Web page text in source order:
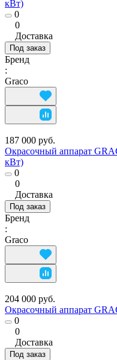
кВт)
0
0
Доставка
Под заказ
Бренд
:
Graco
187 000 руб.
Окрасочный аппарат
кВт)
0
0
Доставка
Под заказ
Бренд
:
Graco
204 000 руб.
Окрасочный аппарат
0
0
Доставка
Под заказ